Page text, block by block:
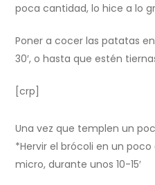
poca cantidad, lo hice a lo
Poner a cocer las patatas
30′, o hasta que estén
[crp]
Una vez que templen un
*Hervir el brócoli en un
micro, durante unos 10-15′